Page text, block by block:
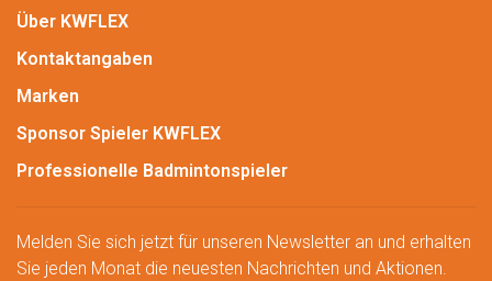
Über KWFLEX
Kontaktangaben
Marken
Sponsor Spieler KWFLEX
Professionelle Badmintonspieler
Melden Sie sich jetzt für unseren Newsletter an und erhalten
Sie jeden Monat die neuesten Nachrichten und Aktionen.